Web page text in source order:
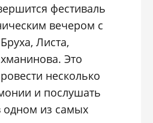
фестиваль
вечером с
Листа,
Это
несколько
и послушать
одном из самых